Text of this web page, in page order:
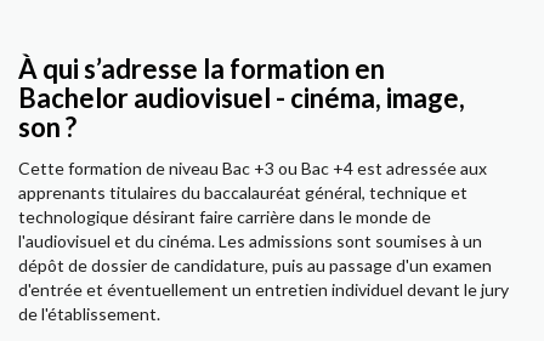
À qui s’adresse la formation en
Bachelor audiovisuel - cinéma, image,
son ?
Cette formation de niveau Bac +3 ou Bac +4 est adressée aux
apprenants titulaires du baccalauréat général, technique et
technologique désirant faire carrière dans le monde de
l'audiovisuel et du cinéma. Les admissions sont soumises à un
dépôt de dossier de candidature, puis au passage d'un examen
d'entrée et éventuellement un entretien individuel devant le jury
de l'établissement.